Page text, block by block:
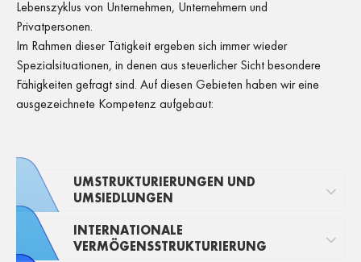
Lebenszyklus von Unternehmen, Unternehmern und
Privatpersonen.
Im Rahmen dieser Tätigkeit ergeben sich immer wieder
Spezialsituationen, in denen aus steuerlicher Sicht besondere
Fähigkeiten gefragt sind. Auf diesen Gebieten haben wir eine
ausgezeichnete Kompetenz aufgebaut:
UMSTRUKTURIERUNGEN UND
UMSIEDLUNGEN
INTERNATIONALE
VERMÖGENSSTRUKTURIERUNG